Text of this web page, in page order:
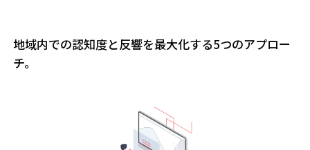
地域内での認知度と反響を最大化する5つのアプロー
チ。